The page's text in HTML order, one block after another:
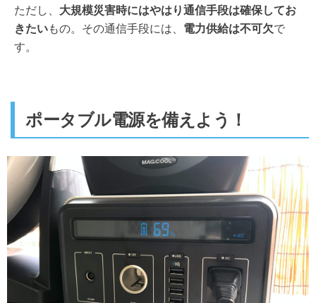
ただし、 大規模災害時にはやはり通信手段は確保してお
きたいもの。その通信手段には、 電力供給は不可欠で
す。
ポータブル電源を備えよう！